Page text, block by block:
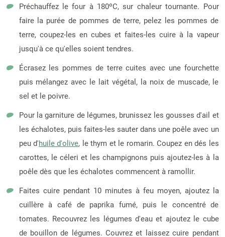
Préchauffez le four à 180ºC, sur chaleur tournante. Pour
faire la purée de pommes de terre, pelez les pommes de
terre, coupez-les en cubes et faites-les cuire à la vapeur
jusqu'à ce qu'elles soient tendres.
Écrasez les pommes de terre cuites avec une fourchette
puis mélangez avec le lait végétal, la noix de muscade, le
sel et le poivre.
Pour la garniture de légumes, brunissez les gousses d'ail et
les échalotes, puis faites-les sauter dans une poêle avec un
peu d'huile d'olive, le thym et le romarin. Coupez en dés les
carottes, le céleri et les champignons puis ajoutez-les à la
poêle dès que les échalotes commencent à ramollir.
Faites cuire pendant 10 minutes à feu moyen, ajoutez la
cuillère à café de paprika fumé, puis le concentré de
tomates. Recouvrez les légumes d'eau et ajoutez le cube
de bouillon de légumes. Couvrez et laissez cuire pendant